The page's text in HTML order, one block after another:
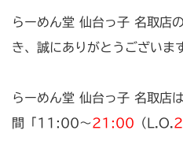
らーめん堂 仙台っ子 名取店
き、誠にありがとうございま
らーめん堂 仙台っ子 名取店
間「11:00〜21:00 （L.O.